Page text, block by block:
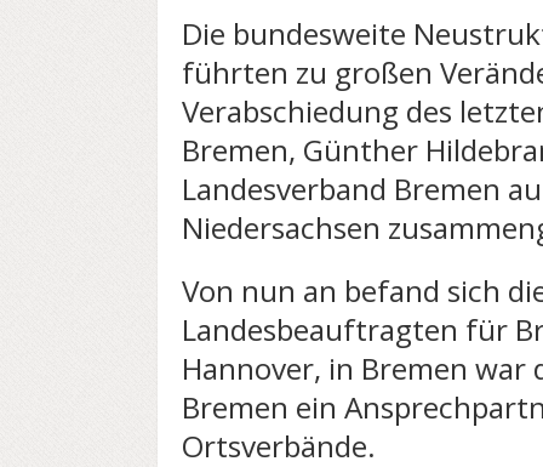
Die bundesweite
führten zu großen
Verabschiedung des
Bremen, Günther
Landesverband Bremen
Niedersachsen
Von nun an befand sich
Landesbeauftragten für
Hannover, in Bremen war
Bremen ein
Ortsverbände.